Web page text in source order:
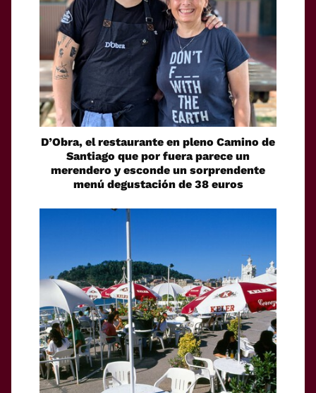
D’Obra, el restaurante en pleno Camino de
Santiago que por fuera parece un
merendero y esconde un sorprendente
menú degustación de 38 euros